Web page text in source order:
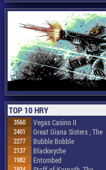
TOP 10 HRY
3560 Vegas Casino II
2401 Great Giana Sisters , The
2277 Bubble Bobble
2137 Blackwyche
1982 Entombed